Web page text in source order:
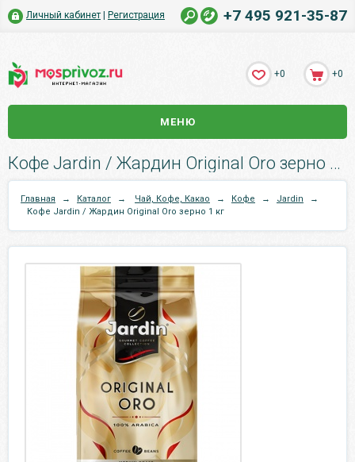
Личный кабинет Регистрация +7 495 921-35-87
+0 +0
МЕНЮ
Кофе Jardin / Жардин Original Oro зерно 1 кг.
Главная → Каталог → Чай, Кофе, Какао → Кофе → Jardin
→
Кофе Jardin / Жардин Original Oro зерно 1 кг